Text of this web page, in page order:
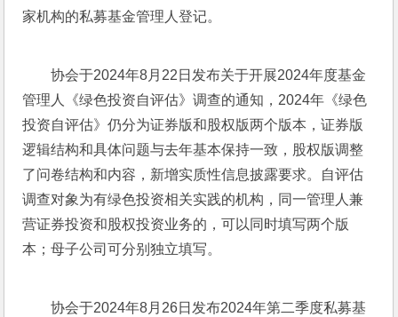
家机构的私募基金管理人登记。
协会于2024年8月22日发布关于开展2024年度基金
管理人《绿色投资自评估》调查的通知，2024年《绿色
投资自评估》仍分为证券版和股权版两个版本，证券版
逻辑结构和具体问题与去年基本保持一致，股权版调整
了问卷结构和内容，新增实质性信息披露要求。自评估
调查对象为有绿色投资相关实践的机构，同一管理人兼
营证券投资和股权投资业务的，可以同时填写两个版
本；母子公司可分别独立填写。
协会于2024年8月26日发布2024年第二季度私募基